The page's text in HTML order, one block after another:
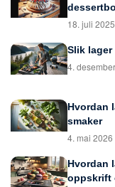
18. juli 2025
Slik
4.
Hvordan
smaker
4. mai 2026
Hvordan
oppskrift